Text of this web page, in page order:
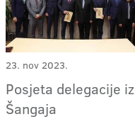
23. nov 2023.
Posjeta delegacije iz
Šangaja